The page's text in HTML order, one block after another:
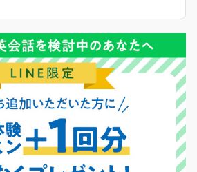
ました！
ASIAでQQEnglishのセブ島留学につ
た！
経済新聞でQQEnglishのセブ島留学に
した！